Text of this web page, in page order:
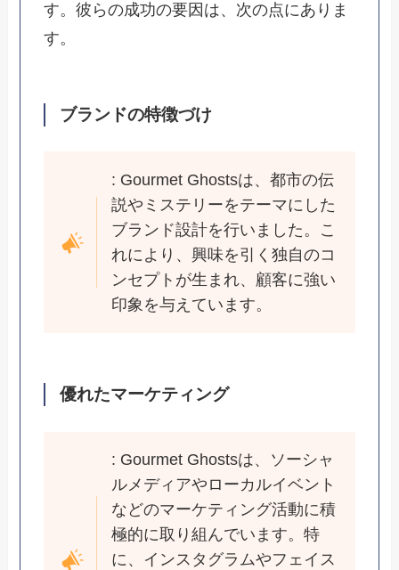
す。彼らの成功の要因は、次の点にありま
す。
ブランドの特徴づけ
: Gourmet Ghostsは、都市の伝
説やミステリーをテーマにした
ブランド設計を行いました。こ
れにより、興味を引く独自のコ
ンセプトが生まれ、顧客に強い
印象を与えています。
優れたマーケティング
: Gourmet Ghostsは、ソーシャ
ルメディアやローカルイベント
などのマーケティング活動に積
極的に取り組んでいます。特
に、インスタグラムやフェイス